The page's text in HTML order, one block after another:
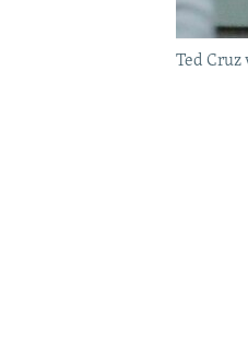
Ted Cruz